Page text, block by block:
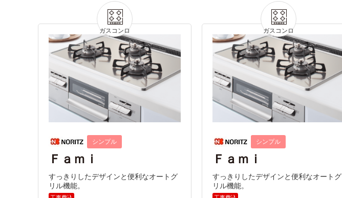
シンプル
Ｆａｍｉ
すっきりしたデザインと便利なオートグ
リル機能。
シンプル
Ｆａｍｉ
すっきりしたデザインと便利なオートグ
リル機能。